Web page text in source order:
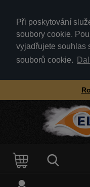
Při poskytování
soubory cookie.
vyjadřujete souhlas
souborů cookie.